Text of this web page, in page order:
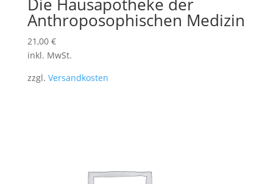
Die Hausapotheke der
Anthroposophischen Medizin
21,00 €
inkl. MwSt.
zzgl. Versandkosten